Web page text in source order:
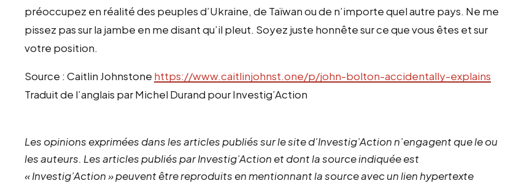
préoccupez en réalité des peuples d’Ukraine, de Taïwan ou de n’importe quel autre pays. Ne me
pissez pas sur la jambe en me disant qu’il pleut. Soyez juste honnête sur ce que vous êtes et sur
votre position.
Source : Caitlin Johnstone https://www.caitlinjohnst.one/p/john-bolton-accidentally-explains
Traduit de l’anglais par Michel Durand pour Investig’Action
Les opinions exprimées dans les articles publiés sur le site d’Investig’Action n’engagent que le ou
les auteurs. Les articles publiés par Investig’Action et dont la source indiquée est
« Investig’Action » peuvent être reproduits en mentionnant la source avec un lien hypertexte